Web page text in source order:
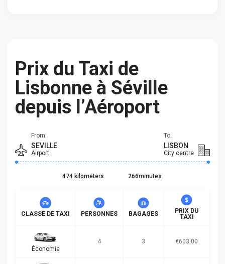
Prix du Taxi de
Lisbonne à Séville
depuis l’Aéroport
From:
SEVILLE
Airport
To:
LISBON
City centre
474 kilometers 266minutes
CLASSE DE TAXI PERSONNES BAGAGES
PRIX DU
TAXI
Économie
4 3 €603.00